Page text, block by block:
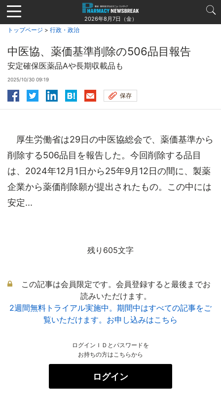
Jump
to
navigation
2026年8月7日（金）
トップページ > 行政・政治
中医協、薬価基準削除の506品目報告
安定確保医薬品Aや長期収載品も
2025/10/30 09:19
保存
厚生労働省は29日の中医協総会で、薬価基準から
削除する506品目を報告した。今回削除する品目
は、2024年12月1日から25年9月12日の間に、製薬
企業から薬価削除願が提出されたもの。この中には
安定...
残り605文字
この記事は会員限定です。会員登録すると最後までお
読みいただけます。
2週間無料トライアル実施中。期間中はすべての記事をご
覧いただけます。お申し込みはこちら
ログインＩＤとパスワードを
お持ちの方はこちらから
ログイン